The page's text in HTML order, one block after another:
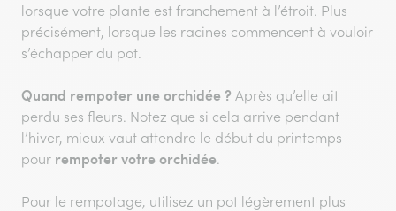
lorsque votre plante est franchement à l’étroit. Plus
précisément, lorsque les racines commencent à vouloir
s’échapper du pot.
Quand rempoter une orchidée ? Après qu’elle ait
perdu ses fleurs. Notez que si cela arrive pendant
l’hiver, mieux vaut attendre le début du printemps
pour rempoter votre orchidée.
Pour le rempotage, utilisez un pot légèrement plus